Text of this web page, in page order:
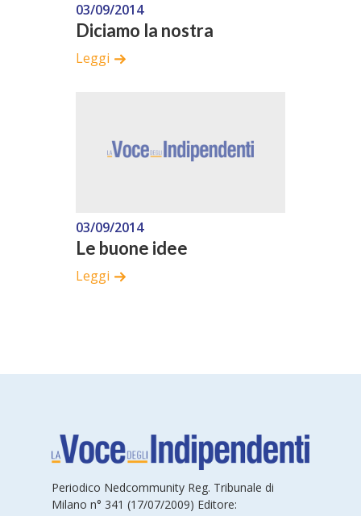
03/09/2014
Diciamo la nostra
Leggi
03/09/2014
Le buone idee
Leggi
Periodico Nedcommunity Reg. Tribunale di
Milano n° 341 (17/07/2009) Editore: